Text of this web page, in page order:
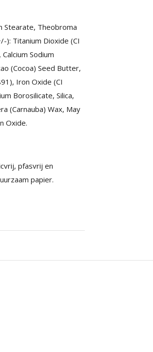
Stearate, Theobroma
): Titanium Dioxide (CI
Sodium
(Cocoa) Seed Butter,
Iron Oxide (CI
Borosilicate, Silica,
(Carnauba) Wax, May
Oxide.
pfasvrij en
papier.